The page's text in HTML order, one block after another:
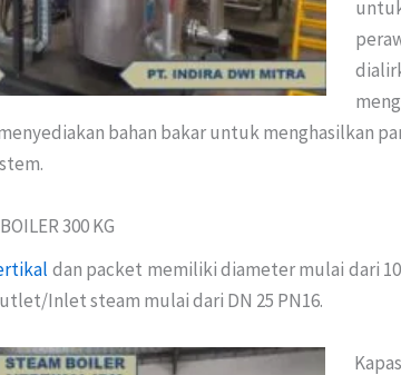
bahan bakar untuk menghasilkan
300 KG
dan packet memiliki diameter mulai dari
Inlet steam mulai dari DN 25 PN16.